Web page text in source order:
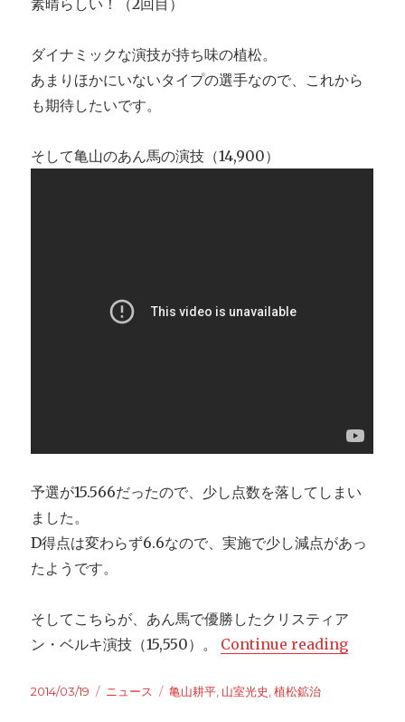
素晴らしい！（2回目）
ダイナミックな演技が持ち味の植松。
あまりほかにいないタイプの選手なので、これから
も期待したいです。
そして亀山のあん馬の演技（14,900）
予選が15.566だったので、少し点数を落してしまい
ました。
D得点は変わらず6.6なので、実施で少し減点があっ
たようです。
そしてこちらが、あん馬で優勝したクリスティア
ン・ベルキ演技（15,550）。 Continue reading
Posted
2014/03/19 Categories
ニュース Tags
亀山耕平 山室光史 ,植松鉱治